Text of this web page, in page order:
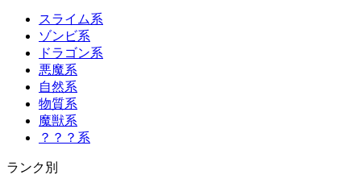
スライム系
ゾンビ系
ドラゴン系
悪魔系
自然系
物質系
魔獣系
？？？系
ランク別